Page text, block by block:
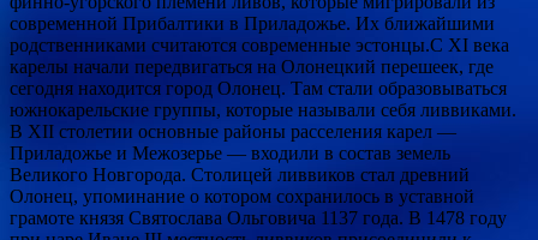
современной Прибалтики в Приладожье. Их ближайшими
родственниками считаются современные эстонцы.С XI века
карелы начали передвигаться на Олонецкий перешеек, где
сегодня находится город Олонец. Там стали образовываться
южнокарельские группы, которые называли себя ливвиками.
В XII столетии основные районы расселения карел —
Приладожье и Межозерье — входили в состав земель
Великого Новгорода. Столицей ливвиков стал древний
Олонец, упоминание о котором сохранилось в уставной
грамоте князя Святослава Ольговича 1137 года. В 1478 году